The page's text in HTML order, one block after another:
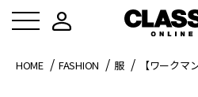
HOME FASHION 服 【ワーク